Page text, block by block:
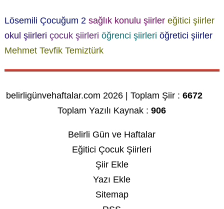
Lösemili Çocuğum 2 sağlık konulu şiirler eğitici şiirler
okul şiirleri çocuk şiirleri öğrenci şiirleri öğretici şiirler
Mehmet Tevfik Temiztürk
belirligünvehaftalar.com 2026 | Toplam Şiir :6672
Toplam Yazılı Kaynak :906
Belirli Gün ve Haftalar
Eğitici Çocuk Şiirleri
Şiir Ekle
Yazı Ekle
Sitemap